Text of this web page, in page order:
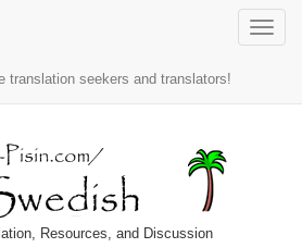
Toggle
translation seekers and translators!
Resources, and Discussion